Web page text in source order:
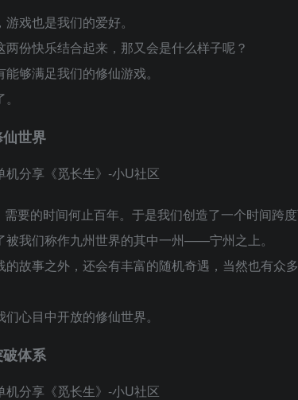
戏也是我们的爱好。
份快乐结合起来，那又会是什么样子呢？
够满足我们的修仙游戏。
世界
要的时间何止百年。于是我们创造了一个时间跨度
被我们称作九州世界的其中一州——宁州之上。
故事之外，还会有丰富的随机奇遇，当然也有众
心目中开放的修仙世界。
体系